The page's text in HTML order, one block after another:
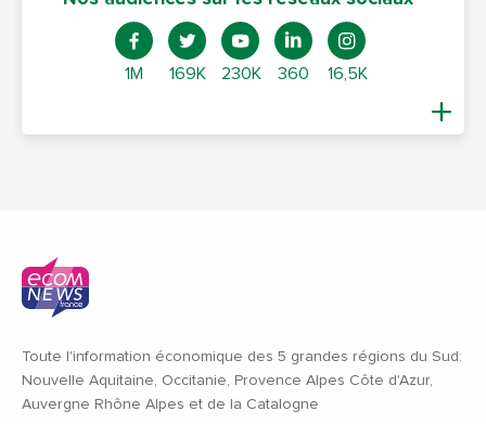
1M 169K 230K 360 16,5K
Toute l'information économique des 5 grandes régions du Sud:
Nouvelle Aquitaine, Occitanie, Provence Alpes Côte d'Azur,
Auvergne Rhône Alpes et de la Catalogne